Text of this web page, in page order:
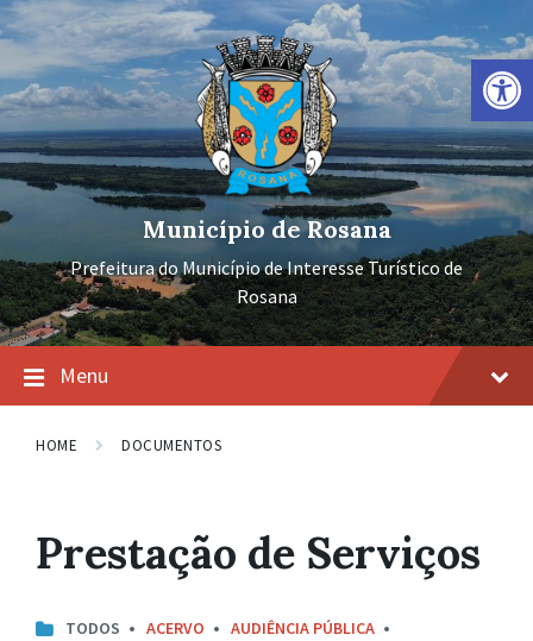
Barra de Ferramentas Aberta
Ir
para
conteúdo
Pular
para
navegação
principal
Pular
para
rodapé
Município de Rosana
Prefeitura do Município de Interesse Turístico de
Rosana
Menu
HOME DOCUMENTOS
Prestação de Serviços
TODOS ACERVO
AUDIÊNCIA PÚBLICA